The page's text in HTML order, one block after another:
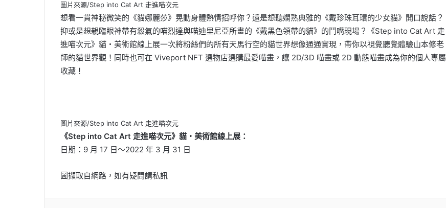
圖片來源/Step into Cat Art 走進喵次元
想看一貫神秘微笑的《貓娜麗莎》晃動身體熱情招呼你？還是想聽嫻熟典雅的《戴珍珠耳環的少女貓》開口說話？
抑或是想親臨眼神帶有殺氣的喵烈達與喵迪里尼亞所畫的《戴黑色領帶的貓》的鬥嘴現場？《Step into Cat Art 走
進喵次元》貓・美術館線上展一次將粉絲們的所有天馬行空的貓世界想像通通實現，帶你以視覺聽覺體驗山本修老
師的貓世界觀！同時也可在 Viveport NFT 選物店選購最愛喵畫，讓 2D/3D 喵畫或 2D 動態喵畫成為你的個人專屬
收藏！
圖片來源/Step into Cat Art 走進喵次元
《Step into Cat Art 走進喵次元》貓・美術館線上展：
日期：9 月 17 日～2022 年 3 月 31 日
圖擷取自網路，如有疑問請私訊